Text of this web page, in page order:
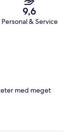
9,6
Personal & Service
med meget